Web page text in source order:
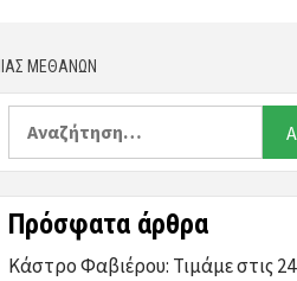
ΜΕΘΆΝΩΝ
Αναζήτηση
Πρόσφατα άρθρα
Κάστρο Φαβιέρου: Τιμάμε στις 24